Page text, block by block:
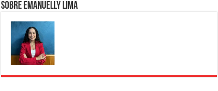
Sobre Emanuelly Lima